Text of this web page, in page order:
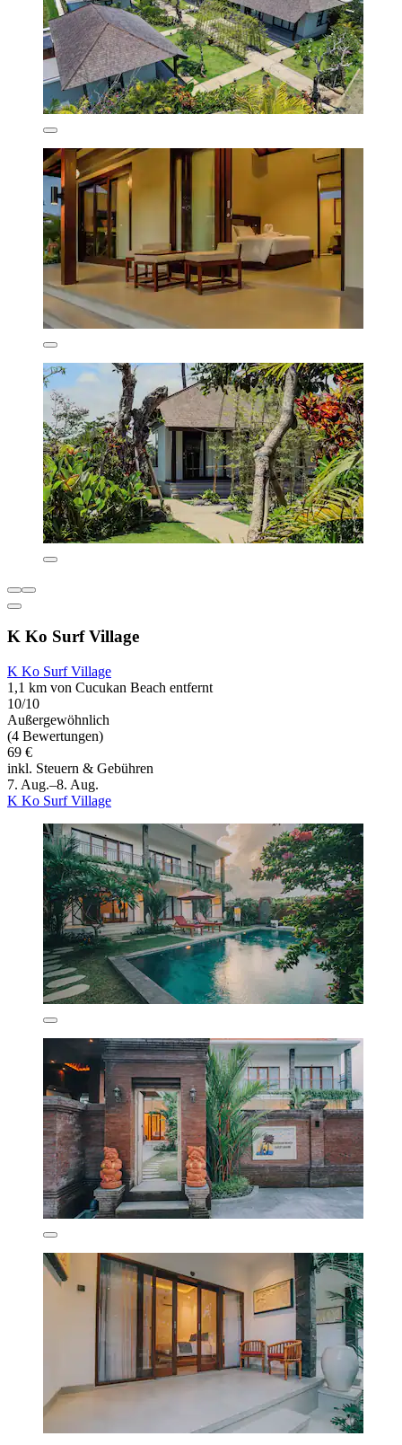
K Ko Surf Village
K Ko Surf Village
1,1 km von Cucukan Beach entfernt
10/10
Außergewöhnlich
(4 Bewertungen)
69 €
inkl. Steuern & Gebühren
7. Aug.–8. Aug.
K Ko Surf Village